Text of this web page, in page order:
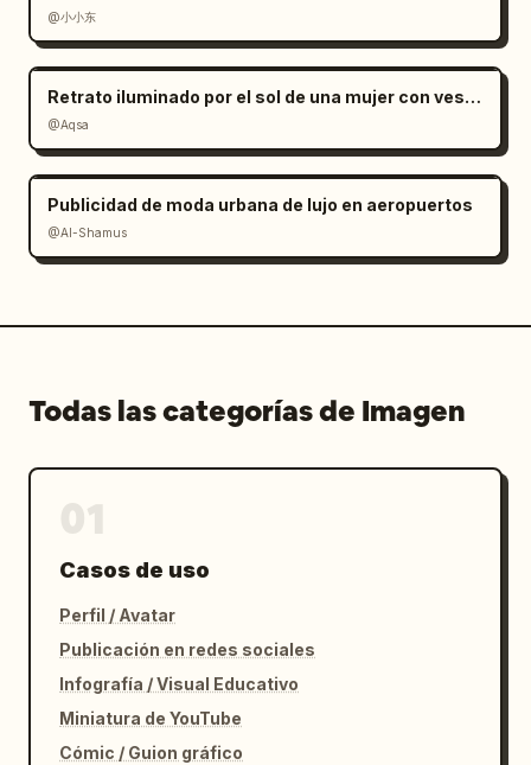
@小小东
Retrato iluminado por el sol de una mujer con vestido de satén rojo
@Aqsa
Publicidad de moda urbana de lujo en aeropuertos
@Al-Shamus
Todas las categorías de Imagen
Casos de uso
Perfil / Avatar
Publicación en redes sociales
Infografía / Visual Educativo
Miniatura de YouTube
Cómic / Guion gráfico